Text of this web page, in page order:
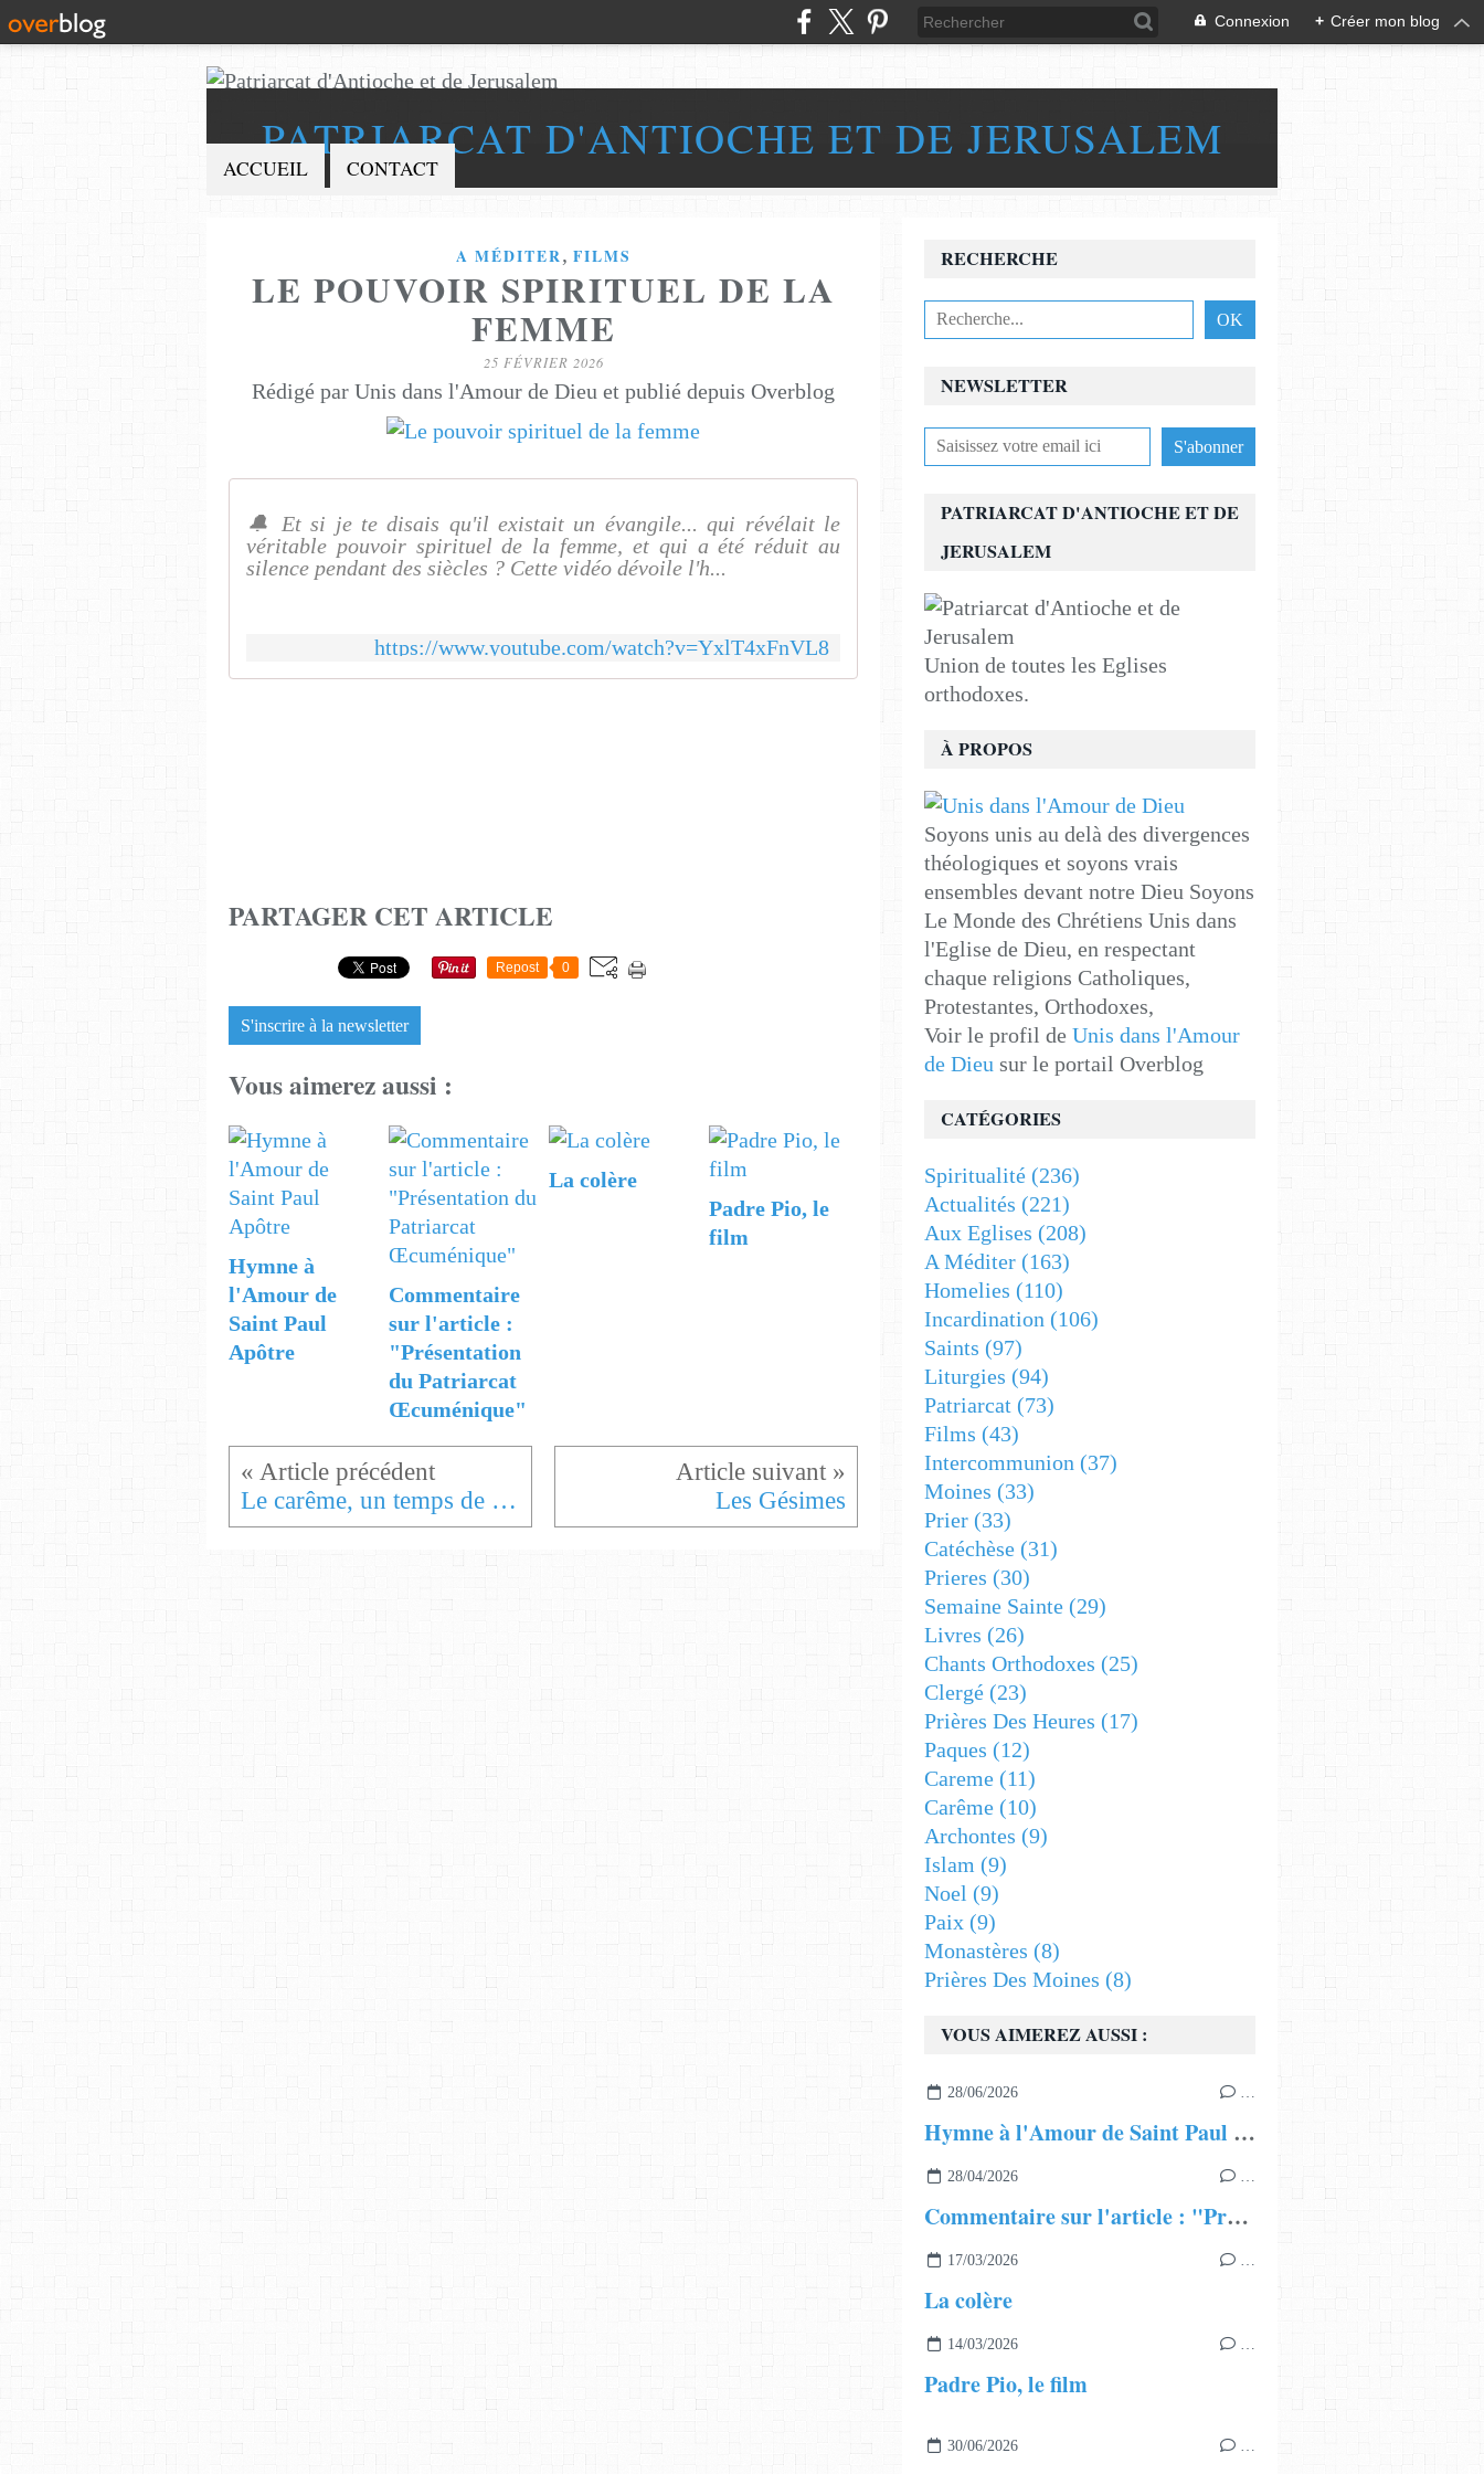
Connexion + Créer mon blog
PATRIARCAT D'ANTIOCHE ET DE JERUSALEM
ACCUEIL CONTACT
A MÉDITER, FILMS
LE POUVOIR SPIRITUEL DE LA
FEMME
25 FÉVRIER 2026
Rédigé par Unis dans l'Amour de Dieu et publié depuis Overblog
🔔 Et si je te disais qu'il existait un évangile... qui révélait le
véritable pouvoir spirituel de la femme, et qui a été réduit au
silence pendant des siècles ? Cette vidéo dévoile l'h...
https://www.youtube.com/watch?v=YxlT4xFnVL8
PARTAGER CET ARTICLE
Repost 0
S'inscrire à la newsletter
Vous aimerez aussi :
Hymne à
l'Amour de
Saint Paul
Apôtre
Commentaire
sur l'article :
"Présentation
du Patriarcat
Œcuménique"
La colère
Padre Pio, le
film
Le carême, un temps de combat spirituel Les Gésimes
NEWSLETTER
RECHERCHE
PATRIARCAT D'ANTIOCHE ET DE
JERUSALEM
Union de toutes les Eglises
orthodoxes.
À PROPOS
Soyons unis au delà des divergences
théologiques et soyons vrais
ensembles devant notre Dieu Soyons
Le Monde des Chrétiens Unis dans
l'Eglise de Dieu, en respectant
chaque religions Catholiques,
Protestantes, Orthodoxes,
Voir le profil de Unis dans l'Amour
de Dieu sur le portail Overblog
VOUS AIMEREZ AUSSI :
28/06/2026 …
Hymne à l'Amour de Saint Paul Apôtre
28/04/2026 …
Commentaire sur l'article : "Présentation du Patriarcat Œcuménique"
17/03/2026 …
La colère
14/03/2026 …
Padre Pio, le film
30/06/2026 …
CATÉGORIES
Spiritualité (236)
Actualités (221)
Aux Eglises (208)
A Méditer (163)
Homelies (110)
Incardination (106)
Saints (97)
Liturgies (94)
Patriarcat (73)
Films (43)
Intercommunion (37)
Moines (33)
Prier (33)
Catéchèse (31)
Prieres (30)
Semaine Sainte (29)
Livres (26)
Chants Orthodoxes (25)
Clergé (23)
Prières Des Heures (17)
Paques (12)
Careme (11)
Carême (10)
Archontes (9)
Islam (9)
Noel (9)
Paix (9)
Monastères (8)
Prières Des Moines (8)